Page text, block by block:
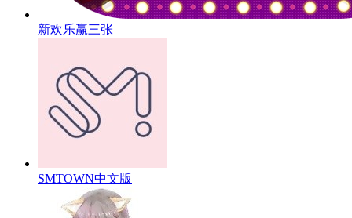
新欢乐赢三张
SMTOWN中文版